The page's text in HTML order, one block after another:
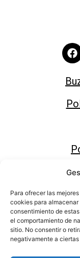
Para ofrecer las
cookies para
consentimiento de
el comportamiento de
sitio. No consentir o
negativamente a
Área de